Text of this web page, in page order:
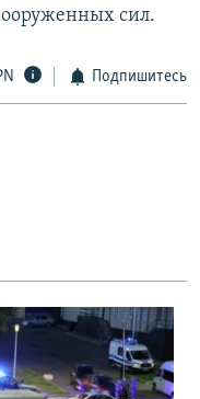
сил.
Подпишитесь